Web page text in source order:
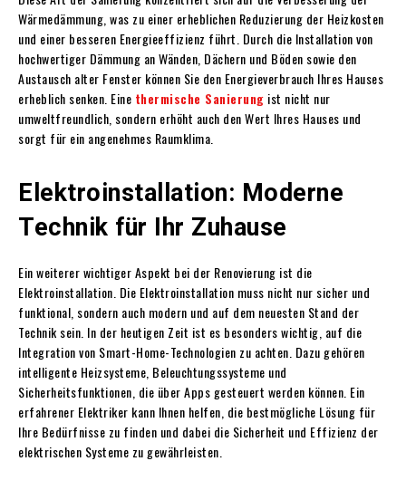
Wärmedämmung, was zu einer erheblichen Reduzierung der Heizkosten
und einer besseren Energieeffizienz führt. Durch die Installation von
hochwertiger Dämmung an Wänden, Dächern und Böden sowie den
Austausch alter Fenster können Sie den Energieverbrauch Ihres Hauses
erheblich senken. Eine thermische Sanierung ist nicht nur
umweltfreundlich, sondern erhöht auch den Wert Ihres Hauses und
sorgt für ein angenehmes Raumklima.
Elektroinstallation: Moderne
Technik für Ihr Zuhause
Ein weiterer wichtiger Aspekt bei der Renovierung ist die
Elektroinstallation. Die Elektroinstallation muss nicht nur sicher und
funktional, sondern auch modern und auf dem neuesten Stand der
Technik sein. In der heutigen Zeit ist es besonders wichtig, auf die
Integration von Smart-Home-Technologien zu achten. Dazu gehören
intelligente Heizsysteme, Beleuchtungssysteme und
Sicherheitsfunktionen, die über Apps gesteuert werden können. Ein
erfahrener Elektriker kann Ihnen helfen, die bestmögliche Lösung für
Ihre Bedürfnisse zu finden und dabei die Sicherheit und Effizienz der
elektrischen Systeme zu gewährleisten.